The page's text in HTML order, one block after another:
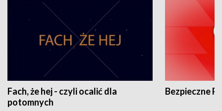
Fach, że hej - czyli ocalić dla
potomnych
Bezpieczne